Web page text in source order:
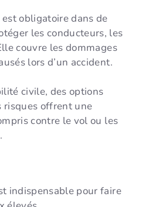
est obligatoire dans de
les conducteurs, les
couvre les dommages
lors d’un accident.
civile, des options
risques offrent une
contre le vol ou les
indispensable pour faire